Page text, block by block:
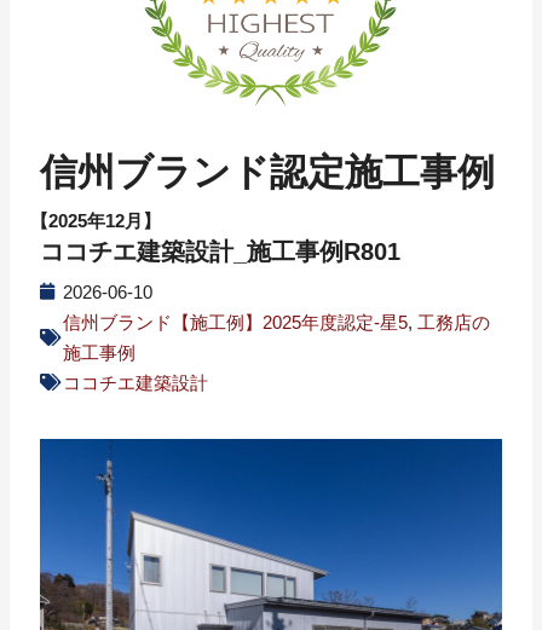
信州ブランド認定施工事例
【2025年12月】
ココチエ建築設計_施工事例R801
2026-06-10
信州ブランド【施工例】2025年度認定-星5, 工務店の
施工事例
ココチエ建築設計